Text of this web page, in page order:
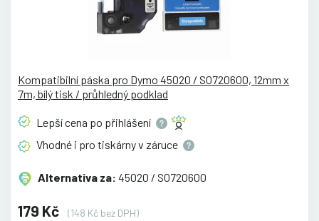
Kompatibilní páska pro Dymo 45020 / S0720600, 12mm x
7m, bílý tisk / průhledný podklad
Lepší cena po přihlášení
Vhodné i pro tiskárny v záruce
Alternativa za: 45020 / S0720600
179 Kč
(148 Kč bez DPH)